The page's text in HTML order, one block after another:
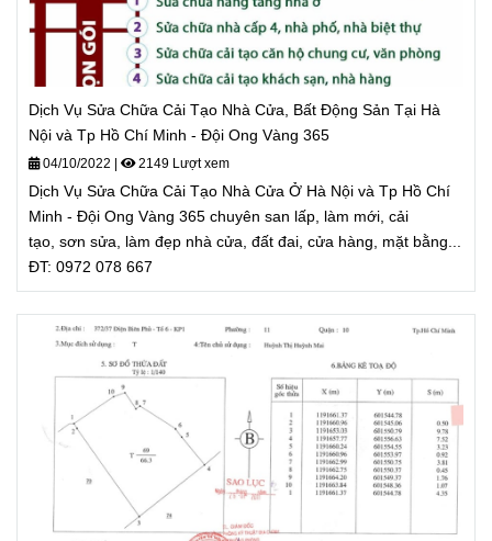
Dịch Vụ Sửa Chữa Cải Tạo Nhà Cửa, Bất Động Sản Tại Hà
Nội và Tp Hồ Chí Minh - Đội Ong Vàng 365
04/10/2022 2149 Lượt xem
Dịch Vụ Sửa Chữa Cải Tạo Nhà Cửa Ở Hà Nội và Tp Hồ Chí
Minh - Đội Ong Vàng 365 chuyên san lấp, làm mới, cải
tạo, sơn sửa, làm đẹp nhà cửa, đất đai, cửa hàng, mặt bằng...
ĐT: 0972 078 667